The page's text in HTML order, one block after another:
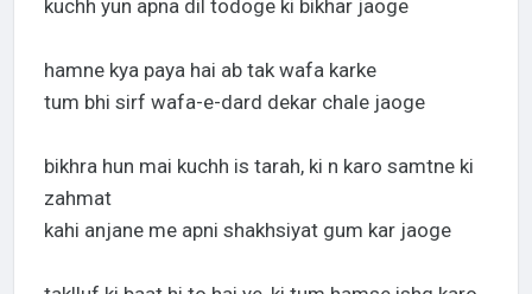
kuchh yun apna dil todoge ki bikhar jaoge
hamne kya paya hai ab tak wafa karke
tum bhi sirf wafa-e-dard dekar chale jaoge
bikhra hun mai kuchh is tarah, ki n karo samtne ki
zahmat
kahi anjane me apni shakhsiyat gum kar jaoge